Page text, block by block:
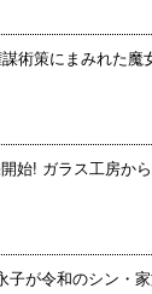
術策にまみれた
始! ガラス工房
が令和のシン